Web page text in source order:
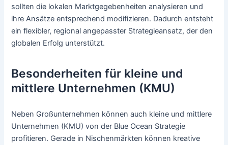
sollten die lokalen Marktgegebenheiten analysieren und
ihre Ansätze entsprechend modifizieren. Dadurch entsteht
ein flexibler, regional angepasster Strategieansatz, der den
globalen Erfolg unterstützt.
Besonderheiten für kleine und
mittlere Unternehmen (KMU)
Neben Großunternehmen können auch kleine und mittlere
Unternehmen (KMU) von der Blue Ocean Strategie
profitieren. Gerade in Nischenmärkten können kreative